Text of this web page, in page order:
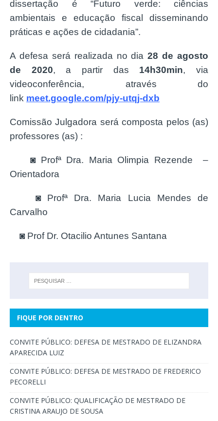
dissertação é “Futuro verde: ciências
ambientais e educação fiscal disseminando
práticas e ações de cidadania”.
A defesa será realizada no dia28 de agosto
de 2020, a partir das 14h30min, via
videoconferência, através do
link meet.google.com/pjy-utqj-dxb
Comissão Julgadora será composta pelos (as)
professores (as) :
◙ Profª Dra. Maria Olimpia Rezende –
Orientadora
◙ Profª Dra. Maria Lucia Mendes de
Carvalho
◙ Prof Dr. Otacilio Antunes Santana
FIQUE POR DENTRO
CONVITE PÚBLICO: DEFESA DE MESTRADO DE ELIZANDRA
APARECIDA LUIZ
CONVITE PÚBLICO: DEFESA DE MESTRADO DE FREDERICO
PECORELLI
CONVITE PÚBLICO: QUALIFICAÇÃO DE MESTRADO DE
CRISTINA ARAUJO DE SOUSA